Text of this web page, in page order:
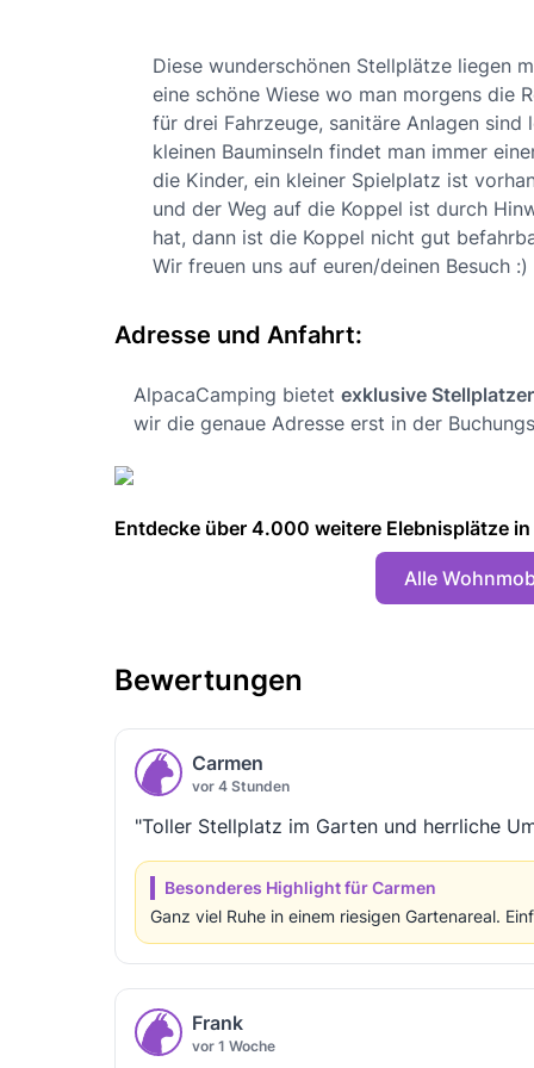
Diese wunderschönen Stellplätze liegen
eine schöne Wiese wo man morgens die
für drei Fahrzeuge, sanitäre Anlagen
kleinen Bauminseln findet man immer
die Kinder, ein kleiner Spielplatz ist
und der Weg auf die Koppel ist durch
hat, dann ist die Koppel nicht gut
Wir freuen uns auf euren/deinen Besuch :)
Adresse und Anfahrt:
AlpacaCamping bietet exklusive
wir die genaue Adresse erst in der
Entdecke über 4.000 weitere Elebnisplätze
Alle
Bewertungen
Carmen
vor 4 Stunden
"Toller Stellplatz im Garten und herrliche
Besonderes Highlight für Carmen
Ganz viel Ruhe in einem riesigen Gartenareal.
Frank
vor 1 Woche